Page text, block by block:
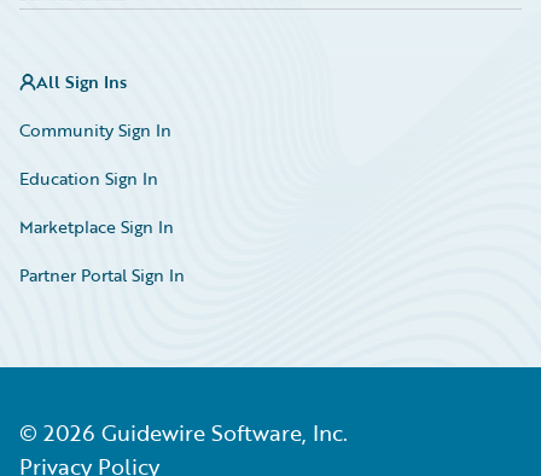
All Sign Ins
Community Sign In
Education Sign In
Marketplace Sign In
Partner Portal Sign In
© 2026 Guidewire Software, Inc.
Privacy Policy